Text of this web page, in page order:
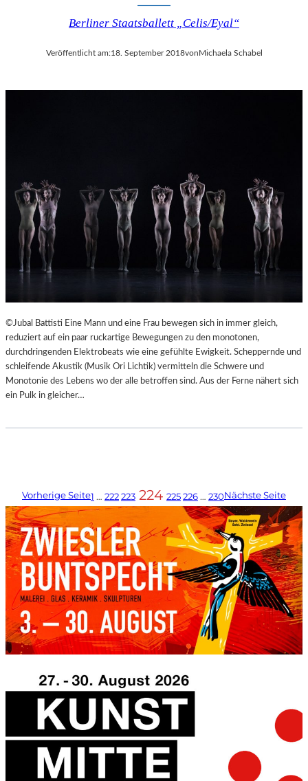
Berliner Staatsballett „Celis/Eyal“
Veröffentlicht am:18. September 2018vonMichaela Schabel
©Jubal Battisti Eine Mann und eine Frau bewegen sich in immer gleich,
reduziert auf ein paar ruckartige Bewegungen zu den monotonen,
durchdringenden Elektrobeats wie eine gefühlte Ewigkeit. Scheppernde und
schleifende Akustik (Musik Ori Lichtik) vermitteln die Schwere und
Monotonie des Lebens wo der alle betroffen sind. Aus der Ferne nähert sich
ein Pulk in gleicher…
Vorherige Seite1 … 222223 224 225226 … 230Nächste Seite